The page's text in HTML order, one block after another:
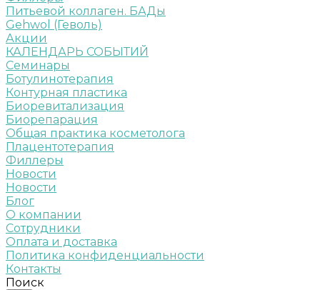
Питьевой коллаген. БАДы
Gehwol (Геволь)
Акции
КАЛЕНДАРЬ СОБЫТИЙ
Семинары
Ботулинотерапия
Контурная пластика
Биоревитализация
Биорепарация
Общая практика косметолога
Плацентотерапия
Филлеры
Новости
Новости
Блог
О компании
Сотрудники
Оплата и доставка
Политика конфиденциальности
Контакты
Поиск